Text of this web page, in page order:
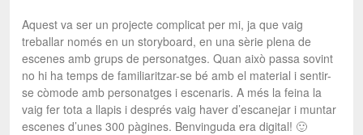
Aquest va ser un projecte complicat per mi, ja que vaig
treballar només en un storyboard, en una sèrie plena de
escenes amb grups de personatges. Quan això passa sovint
no hi ha temps de familiaritzar-se bé amb el material i sentir-
se còmode amb personatges i escenaris. A més la feina la
vaig fer tota a llapis i després vaig haver d’escanejar i muntar
escenes d’unes 300 pàgines. Benvinguda era digital! 🙂